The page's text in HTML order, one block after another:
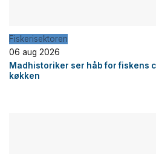
Fiskerisektoren
06 aug 2026
Madhistoriker ser håb for fiskens
køkken